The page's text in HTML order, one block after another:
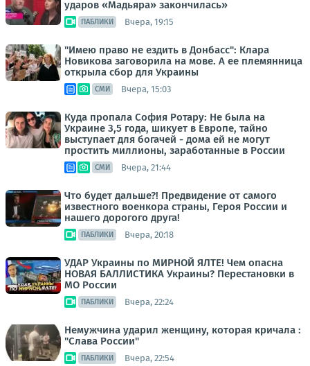
ударов «Мадьяра» закончилась»
ПАБЛИКИ Вчера, 19:15
"Имею право не ездить в Донбасс": Клара
Новикова заговорила на мове. А ее племянница
открыла сбор для Украины
СМИ Вчера, 15:03
Куда пропала София Ротару: Не была на
Украине 3,5 года, шикует в Европе, тайно
выступает для богачей - дома ей не могут
простить миллионы, заработанные в России
СМИ Вчера, 21:44
Что будет дальше?! Предвидение от самого
известного военкора страны, Героя России и
нашего дорогого друга!
ПАБЛИКИ Вчера, 20:18
УДАР Украины по МИРНОЙ ЯЛТЕ! Чем опасна
НОВАЯ БАЛЛИСТИКА Украины? Перестановки в
МО России
ПАБЛИКИ Вчера, 22:24
Немужчина ударил женщину, которая кричала :
"Слава России"
ПАБЛИКИ Вчера, 22:54